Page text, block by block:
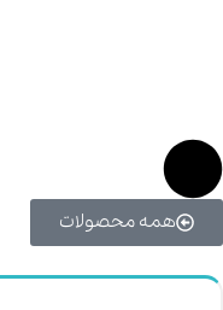
همه محصولات